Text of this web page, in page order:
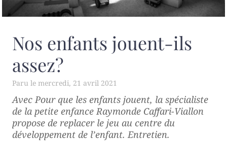
Nos enfants jouent-ils
assez?
mercredi, 21 avril 2021
Avec Pour que les enfants jouent, la spécialiste
de la petite enfance Raymonde Caffari-Viallon
propose de replacer le jeu au centre du
développement de l’enfant. Entretien.